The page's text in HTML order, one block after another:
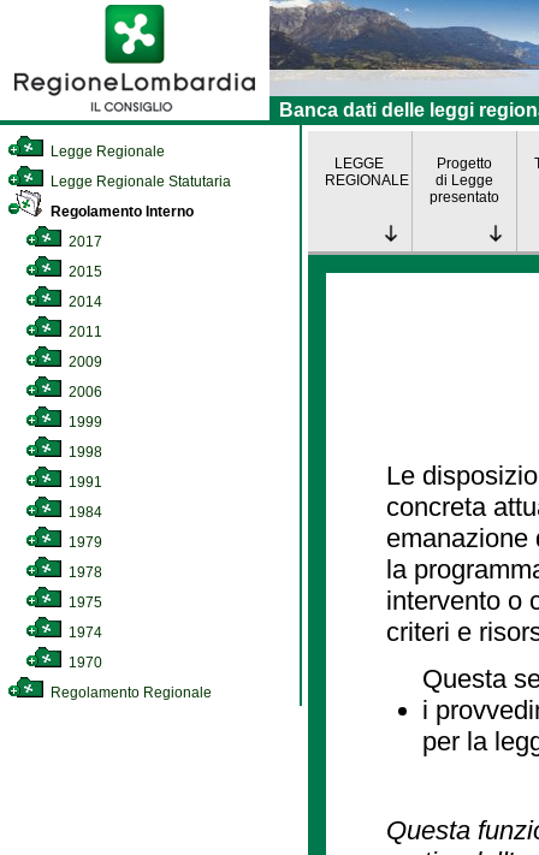
Banca dati delle leggi
Legge Regionale
Legge Regionale Statutaria
Regolamento Interno
2017
2015
2014
2011
2009
2006
1999
1998
1991
1984
1979
1978
1975
1974
1970
Regolamento Regionale
LEGGE
REGIONALE
Progetto
di Legge
presentato
Le
concreta
emanazione
la
intervento o
criteri e
Questa
i
per la
Questa